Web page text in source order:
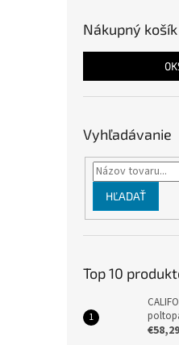
Nákupný košík
0
Vyhľadávanie
HĽADAŤ
Top 10
€58,29